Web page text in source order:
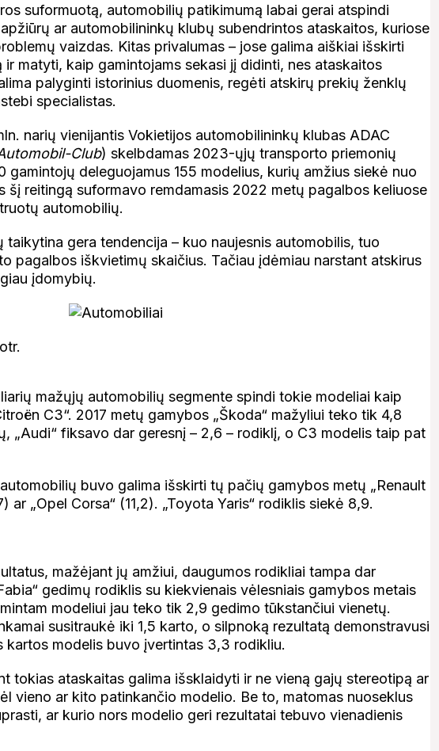
suformuotą, automobilių patikimumą labai gerai atspindi
ar automobilininkų klubų subendrintos ataskaitos, kuriose
vaizdas. Kitas privalumas – jose galima aiškiai išskirti
matyti, kaip gamintojams sekasi jį didinti, nes ataskaitos
palyginti istorinius duomenis, regėti atskirų prekių ženklų
specialistas.
narių vienijantis Vokietijos automobilininkų klubas ADAC
Club) skelbdamas 2023-ųjų transporto priemonių
gamintojų deleguojamus 155 modelius, kurių amžius siekė nuo
šį reitingą suformavo remdamasis 2022 metų pagalbos keliuose
automobilių.
taikytina gera tendencija – kuo naujesnis automobilis, tuo
pagalbos iškvietimų skaičius. Tačiau įdėmiau narstant atskirus
įdomybių.
mažųjų automobilių segmente spindi tokie modeliai kaip
C3“. 2017 metų gamybos „Škoda“ mažyliui teko tik 4,8
„Audi“ fiksavo dar geresnį – 2,6 – rodiklį, o C3 modelis taip pat
buvo galima išskirti tų pačių gamybos metų „Renault
ar „Opel Corsa“ (11,2). „Toyota Yaris“ rodiklis siekė 8,9.
mažėjant jų amžiui, daugumos rodikliai tampa dar
gedimų rodiklis su kiekvienais vėlesniais gamybos metais
modeliui jau teko tik 2,9 gedimo tūkstančiui vienetų.
susitraukė iki 1,5 karto, o silpnoką rezultatą demonstravusi
kartos modelis buvo įvertintas 3,3 rodikliu.
tokias ataskaitas galima išsklaidyti ir ne vieną gajų stereotipą ar
vieno ar kito patinkančio modelio. Be to, matomas nuoseklus
ar kurio nors modelio geri rezultatai tebuvo vienadienis